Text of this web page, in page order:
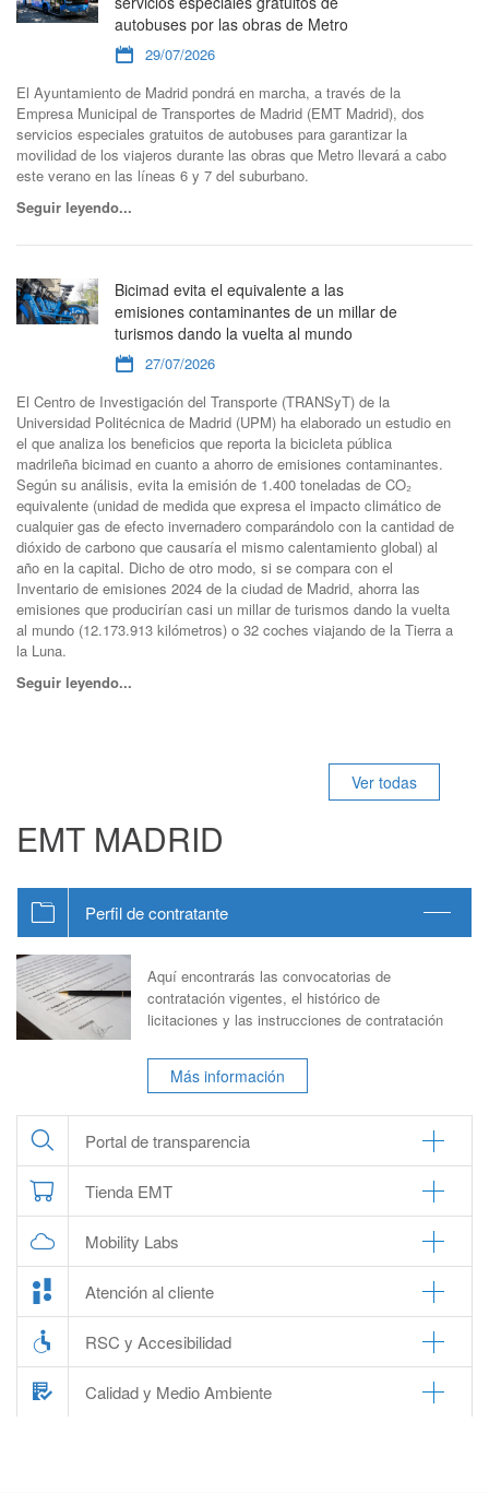
autobuses por las obras de Metro
29/07/2026
El Ayuntamiento de Madrid pondrá en marcha, a través de la
Empresa Municipal de Transportes de Madrid (EMT Madrid), dos
servicios especiales gratuitos de autobuses para garantizar la
movilidad de los viajeros durante las obras que Metro llevará a cabo
este verano en las líneas 6 y 7 del suburbano.
Seguir leyendo...
Bicimad evita el equivalente a las
emisiones contaminantes de un millar de
turismos dando la vuelta al mundo
27/07/2026
El Centro de Investigación del Transporte (TRANSyT) de la
Universidad Politécnica de Madrid (UPM) ha elaborado un estudio en
el que analiza los beneficios que reporta la bicicleta pública
madrileña bicimad en cuanto a ahorro de emisiones contaminantes.
Según su análisis, evita la emisión de 1.400 toneladas de CO₂
equivalente (unidad de medida que expresa el impacto climático de
cualquier gas de efecto invernadero comparándolo con la cantidad de
dióxido de carbono que causaría el mismo calentamiento global) al
año en la capital. Dicho de otro modo, si se compara con el
Inventario de emisiones 2024 de la ciudad de Madrid, ahorra las
emisiones que producirían casi un millar de turismos dando la vuelta
al mundo (12.173.913 kilómetros) o 32 coches viajando de la Tierra a
la Luna.
Seguir leyendo...
Ver todas
EMT MADRID
Perfil de contratante
Aquí encontrarás las convocatorias de
contratación vigentes, el histórico de
licitaciones y las instrucciones de contratación
Más información
Portal de transparencia
Tienda EMT
Mobility Labs
Atención al cliente
RSC y Accesibilidad
Calidad y Medio Ambiente